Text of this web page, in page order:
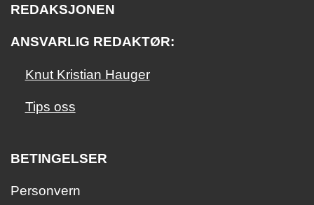
REDAKSJONEN
ANSVARLIG REDAKTØR:
Knut Kristian Hauger
Tips oss
BETINGELSER
Personvern